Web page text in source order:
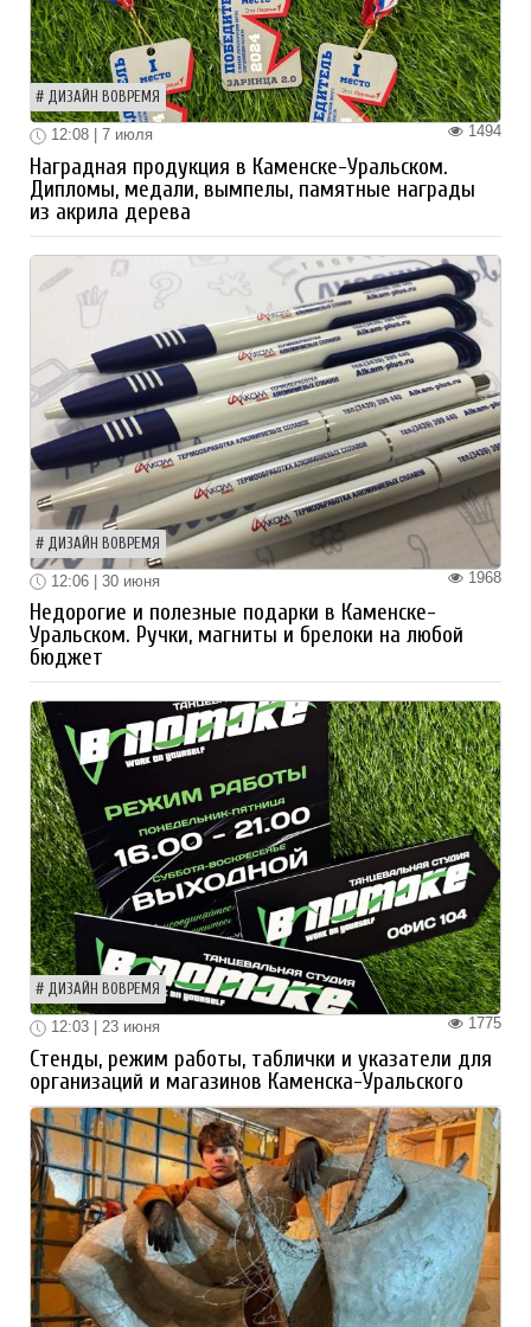
ДИЗАЙН ВОВРЕМЯ
1494
12:08 | 7 июля
Наградная продукция в Каменске-Уральском.
Дипломы, медали, вымпелы, памятные награды
из акрила дерева
ДИЗАЙН ВОВРЕМЯ
1968
12:06 | 30 июня
Недорогие и полезные подарки в Каменске-
Уральском. Ручки, магниты и брелоки на любой
бюджет
ДИЗАЙН ВОВРЕМЯ
1775
12:03 | 23 июня
Стенды, режим работы, таблички и указатели для
организаций и магазинов Каменска-Уральского